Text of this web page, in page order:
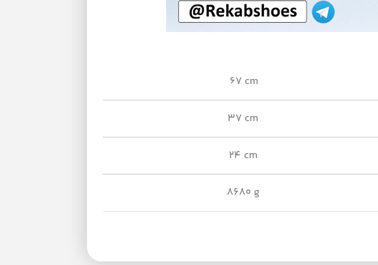
67 cm
37 cm
24 cm
8680 g